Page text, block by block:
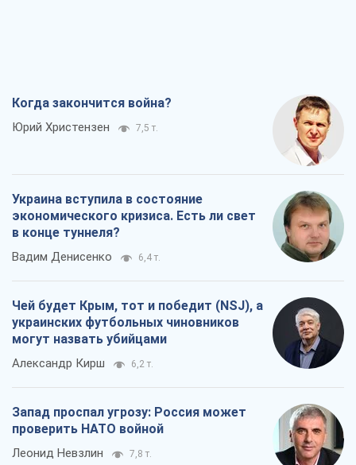
Когда закончится война?
Юрий Христензен 7,5 т.
Украина вступила в состояние
экономического кризиса. Есть ли свет
в конце туннеля?
Вадим Денисенко 6,4 т.
Чей будет Крым, тот и победит (NSJ), а
украинских футбольных чиновников
могут назвать убийцами
Александр Кирш 6,2 т.
Запад проспал угрозу: Россия может
проверить НАТО войной
Леонид Невзлин 7,8 т.